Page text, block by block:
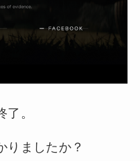
。
りましたか？